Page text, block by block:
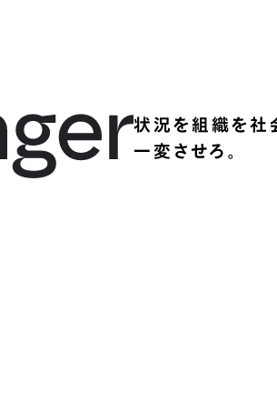
状況を組織を社
一変させろ。